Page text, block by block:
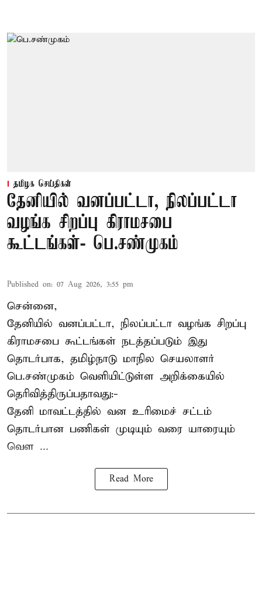
தமிழக செய்திகள்
தேனியில் வனப்பட்டா, நிலப்பட்டா
வழங்க சிறப்பு கிராமசபை
கூட்டங்கள்- பெ.சண்முகம்
Published on: 07 Aug 2026, 3:55 pm
சென்னை,
தேனியில் வனப்பட்டா, நிலப்பட்டா வழங்க சிறப்பு
கிராமசபை கூட்டங்கள் நடத்தப்படும் இது
தொடர்பாக, தமிழ்நாடு மாநில செயலாளர்
பெ.சண்முகம் வெளியிட்டுள்ள அறிக்கையில்
தெரிவித்திருப்பதாவது:-
தேனி மாவட்டத்தில் வன உரிமைச் சட்டம்
தொடர்பான பணிகள் முடியும் வரை யாரையும்
வெள ...
Read More